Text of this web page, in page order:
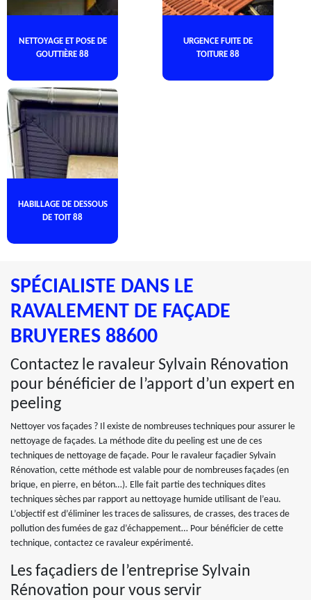
NETTOYAGE ET POSE DE
GOUTTIÈRE 88
URGENCE FUITE DE
TOITURE 88
HABILLAGE DE DESSOUS
DE TOIT 88
SPÉCIALISTE DANS LE
RAVALEMENT DE FAÇADE
BRUYERES 88600
Contactez le ravaleur Sylvain Rénovation
pour bénéficier de l’apport d’un expert en
peeling
Nettoyer vos façades ? Il existe de nombreuses techniques pour assurer le
nettoyage de façades. La méthode dite du peeling est une de ces
techniques de nettoyage de façade. Pour le ravaleur façadier Sylvain
Rénovation, cette méthode est valable pour de nombreuses façades (en
brique, en pierre, en béton…). Elle fait partie des techniques dites
techniques sèches par rapport au nettoyage humide utilisant de l’eau.
L’objectif est d’éliminer les traces de salissures, de crasses, des traces de
pollution des fumées de gaz d’échappement… Pour bénéficier de cette
technique, contactez ce ravaleur expérimenté.
Les façadiers de l’entreprise Sylvain
Rénovation pour vous servir